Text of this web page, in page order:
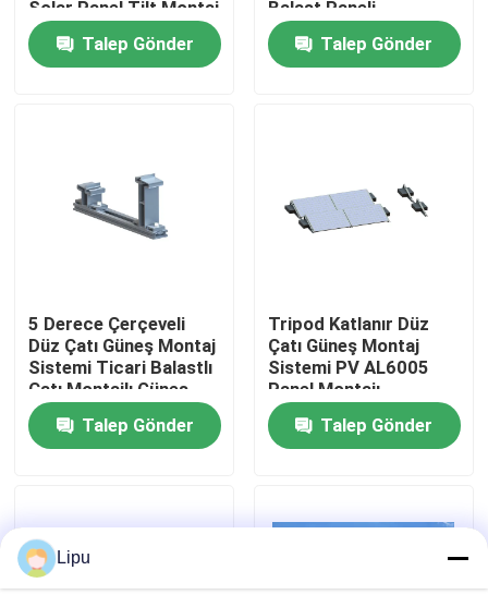
Ürünler
SG Gösterisi
Fabrika turu
Kalite kontrol
Vakalar
Solar PV Montaj Sistemleri
Solar Panel Tilt Montaj
Braketleri
Talep Gönder
Balast Paneli
Talep Gönder
5 Derece Çerçeveli
Düz Çatı Güneş Montaj
Sistemi Ticari Balastlı
Çatı Montajlı Güneş
Rafı
Talep Gönder
Tripod Katlanır Düz
Çatı Güneş Montaj
Sistemi PV AL6005
Panel Montajı
Talep Gönder
Lipu